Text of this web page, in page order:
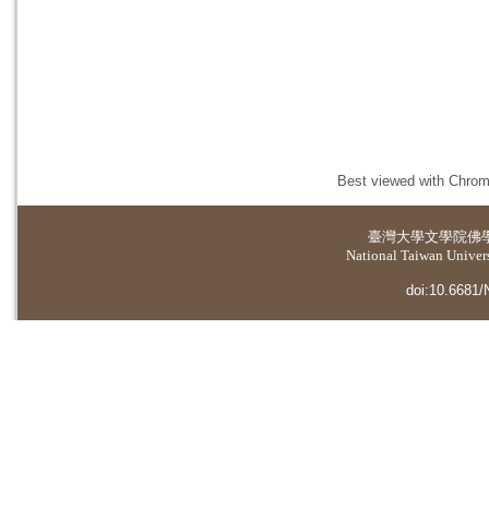
Best viewed with
臺灣大學文學院佛
National Taiwan
doi:10.6681/